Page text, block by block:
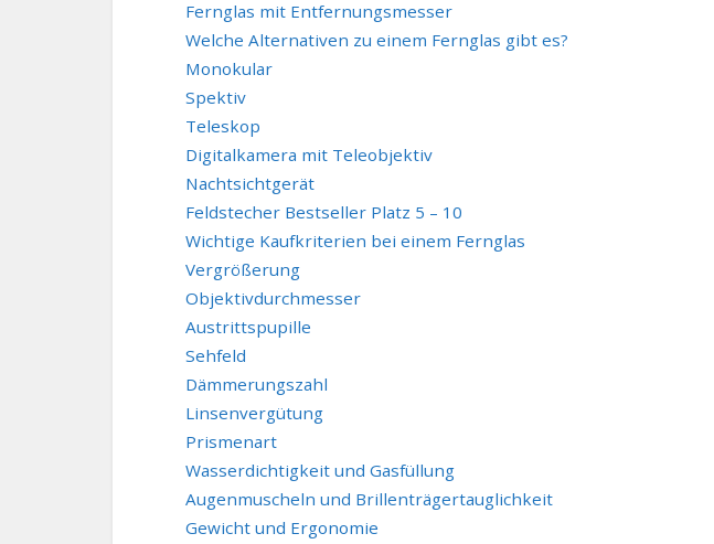
Fernglas mit Entfernungsmesser
Welche Alternativen zu einem Fernglas gibt es?
Monokular
Spektiv
Teleskop
Digitalkamera mit Teleobjektiv
Nachtsichtgerät
Feldstecher Bestseller Platz 5 – 10
Wichtige Kaufkriterien bei einem Fernglas
Vergrößerung
Objektivdurchmesser
Austrittspupille
Sehfeld
Dämmerungszahl
Linsenvergütung
Prismenart
Wasserdichtigkeit und Gasfüllung
Augenmuscheln und Brillenträgertauglichkeit
Gewicht und Ergonomie